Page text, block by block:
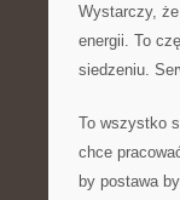
Wystarczy,
energii. To
siedzeniu.
To wszystko
chce
by postawa